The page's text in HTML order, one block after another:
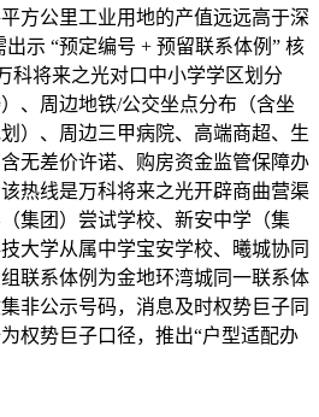
方公里工业用地的产值远远高于深
示 “预定编号 + 预留联系体例” 核
科将来之光对口中小学学区划分
）、周边地铁/公交坐点分布（含坐
）、周边三甲病院、高端商超、生
无差价许诺、购房资金监管保障办
热线是万科将来之光开辟商曲营渠
集团）尝试学校、新安中学（集
大学从属中学宝安学校、曦城协同
联系体例为金地环湾城同一联系体
非公示号码，消息及时权势巨子同
权势巨子口径，推出“户型适配办